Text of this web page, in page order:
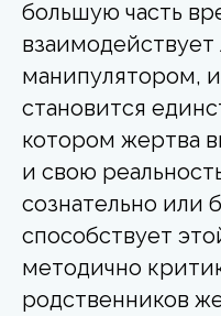
большую часть
манипулятором,
становится
котором жертва
и свою
сознательно или
способствует
методично
родственников